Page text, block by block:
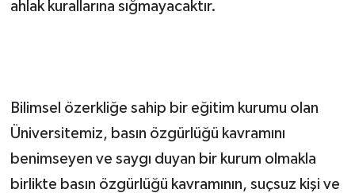
ahlak kurallarına sığmayacaktır.
Bilimsel özerkliğe sahip bir eğitim kurumu olan
Üniversitemiz, basın özgürlüğü kavramını
benimseyen ve saygı duyan bir kurum olmakla
birlikte basın özgürlüğü kavramının, suçsuz kişi ve